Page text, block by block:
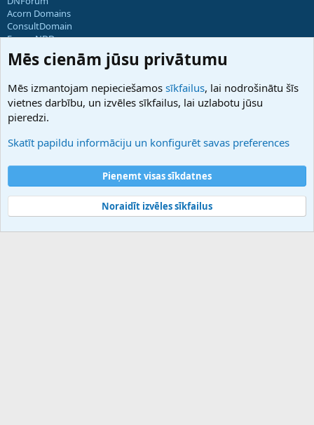
Acorn Domains
ConsultDomain
ForumNDD
Domainforum.ro
27.be
Hostmaria
Atbalsts
Palīdzība
Noteikumi un nosacījumi
Privātuma politika
Community platform by XenForo® © 2010-2025 XenForo Ltd.
Mēs cienām jūsu privātumu
Mēs izmantojam nepieciešamos sīkfailus, lai nodrošinātu šīs
vietnes darbību, un izvēles sīkfailus, lai uzlabotu jūsu
pieredzi.
Skatīt papildu informāciju un konfigurēt savas preferences
Pieņemt visas sīkdatnes
Noraidīt izvēles sīkfailus